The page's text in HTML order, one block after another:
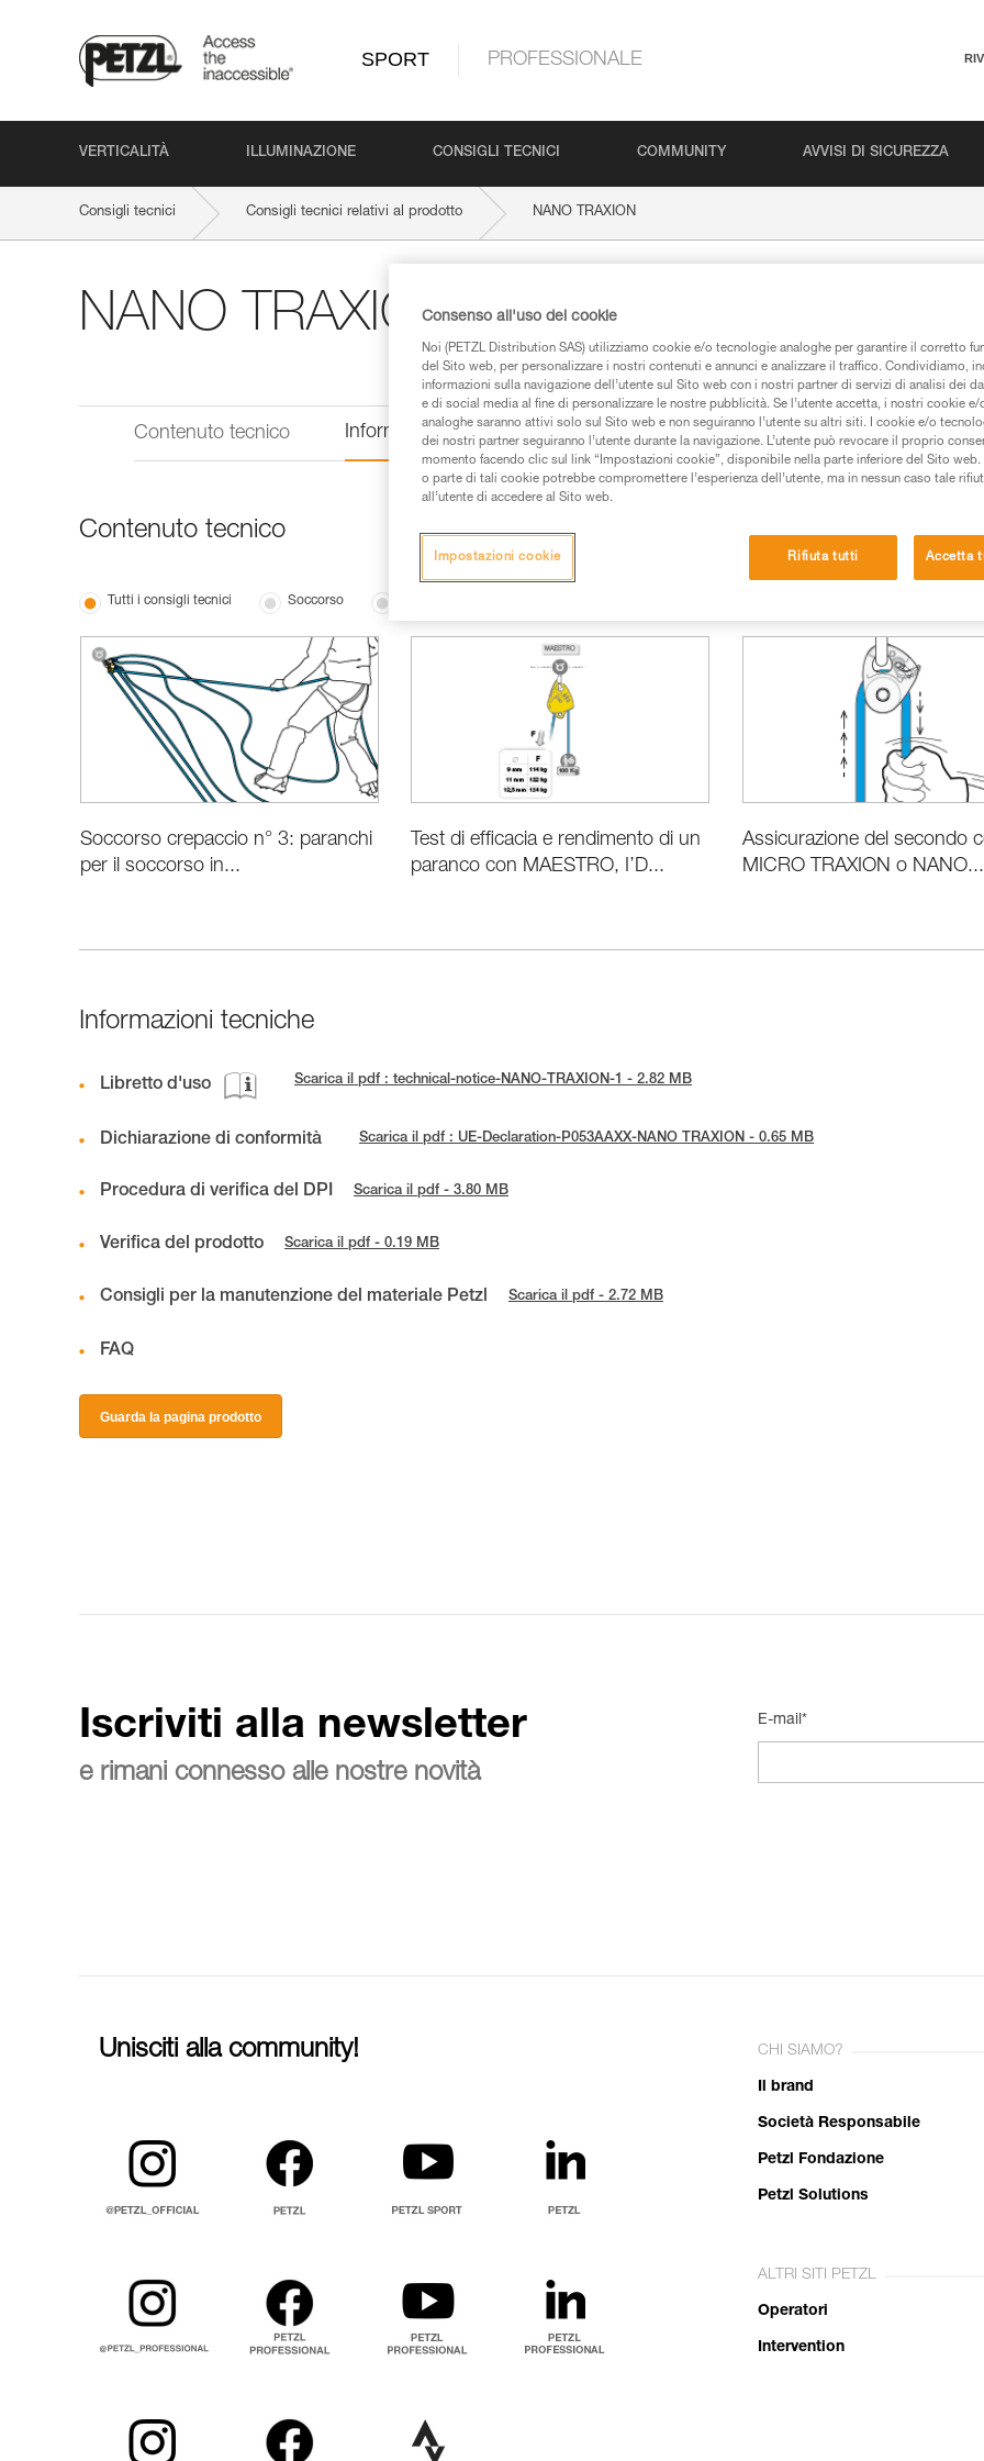
SPORT PROFESSIONALE
VERTICALITÀ ILLUMINAZIONE CONSIGLI TECNICI COMMUNITY AVVISI DI SICUREZZA
Consigli tecnici Consigli tecnici relativi al prodotto NANO TRAXION
NANO TRAXION
Contenuto tecnico Informazioni tecniche
Contenuto tecnico
Tutti i consigli tecnici Soccorso
Soccorso crepaccio n° 3: paranchi
per il soccorso in...
Test di efficacia e rendimento di un
paranco con MAESTRO, I’D...
Assicurazione del secondo
MICRO TRAXION o NANO...
Informazioni tecniche
Libretto d'uso Scarica il pdf : technical-notice-NANO-TRAXION-1 - 2.82 MB
Dichiarazione di conformità Scarica il pdf : UE-Declaration-P053AAXX-NANO TRAXION - 0.65 MB
Procedura di verifica del DPI Scarica il pdf - 3.80 MB
Verifica del prodotto Scarica il pdf - 0.19 MB
Consigli per la manutenzione del materiale Petzl Scarica il pdf - 2.72 MB
FAQ
Guarda la pagina prodotto
Iscriviti alla newsletter
e rimani connesso alle nostre novità
E-mail*
Unisciti alla community! CHI SIAMO?
Il brand
Società Responsabile
Petzl Fondazione
Petzl Solutions
ALTRI SITI PETZL
Operatori
Intervention
Consenso all'uso dei cookie
Noi (PETZL Distribution SAS) utilizziamo cookie e/o tecnologie analoghe per garantire il corretto
del Sito web, per personalizzare i nostri contenuti e annunci e analizzare il traffico. Condividiamo,
informazioni sulla navigazione dell’utente sul Sito web con i nostri partner di servizi di analisi dei
e di social media al fine di personalizzare le nostre pubblicità. Se l’utente accetta, i nostri cookie
analoghe saranno attivi solo sul Sito web e non seguiranno l’utente su altri siti. I cookie e/o
dei nostri partner seguiranno l’utente durante la navigazione. L’utente può revocare il proprio
momento facendo clic sul link “Impostazioni cookie”, disponibile nella parte inferiore del Sito
o parte di tali cookie potrebbe compromettere l’esperienza dell’utente, ma in nessun caso tale
all’utente di accedere al Sito web.
Rifiuta tutti Accetta
Impostazioni cookie